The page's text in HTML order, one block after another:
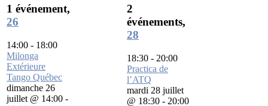
1 événement,
26
14:00 - 18:00
Milonga
Extérieure
Tango Québec
dimanche 26
juillet @ 14:00 -
2
événements,
28
18:30 - 20:00
Practica de
l’ATQ
mardi 28 juillet
@ 18:30 - 20:00